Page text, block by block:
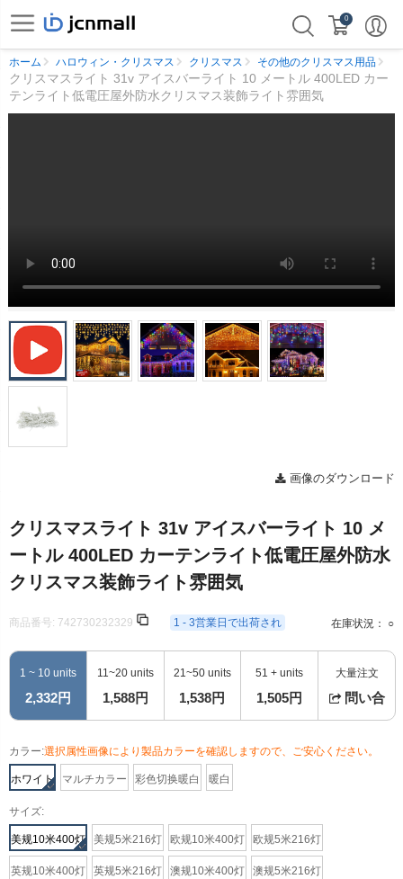
0
ホーム ハロウィン・クリスマス クリスマス その他のクリスマス用品
クリスマスライト 31v アイスバーライト 10 メートル 400LED カー
テンライト低電圧屋外防水クリスマス装飾ライト雰囲気
画像のダウンロード
クリスマスライト 31v アイスバーライト 10 メ
ートル 400LED カーテンライト低電圧屋外防水
クリスマス装飾ライト雰囲気
商品番号: 742730232329 1 - 3営業日で出荷され 在庫状況： ○
1 ~ 10 units
2,332円
11~20 units
1,588円
21~50 units
1,538円
51 + units
1,505円
大量注文
問い合
カラー:選択属性画像により製品カラーを確認しますので、ご安心ください。
ホワイト マルチカラー 彩色切换暖白 暖白
サイズ:
美规10米400灯 美规5米216灯 欧规10米400灯 欧规5米216灯
英规10米400灯 英规5米216灯 澳规10米400灯 澳规5米216灯